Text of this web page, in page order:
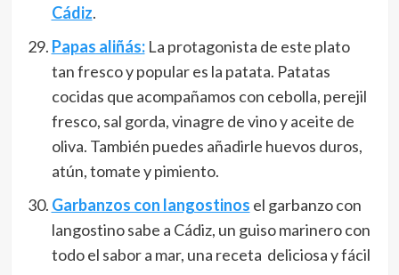
Cádiz.
Papas aliñás:La protagonista de este plato
tan fresco y popular es la patata. Patatas
cocidas que acompañamos con cebolla, perejil
fresco, sal gorda, vinagre de vino y aceite de
oliva. También puedes añadirle huevos duros,
atún, tomate y pimiento.
Garbanzos con langostinos el garbanzo con
langostino sabe a Cádiz, un guiso marinero con
todo el sabor a mar, una receta deliciosa y fácil